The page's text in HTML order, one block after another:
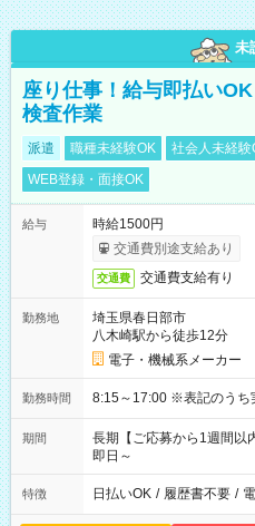
未
座り仕事！給与即払い
検査作業
派遣 職種未経験OK 社会人未経験
WEB登録・面接OK
給与
時給1500円
交通費別途支給あり
交通費 交通費支給有り
勤務地
埼玉県春日部市
八木崎駅から徒歩12分
電子・機械系メーカー
勤務時間 8:15～17:00 ※表記
期間
長期【ご応募から1週間以
即日～
特徴 日払いOK / 履歴書不要 /